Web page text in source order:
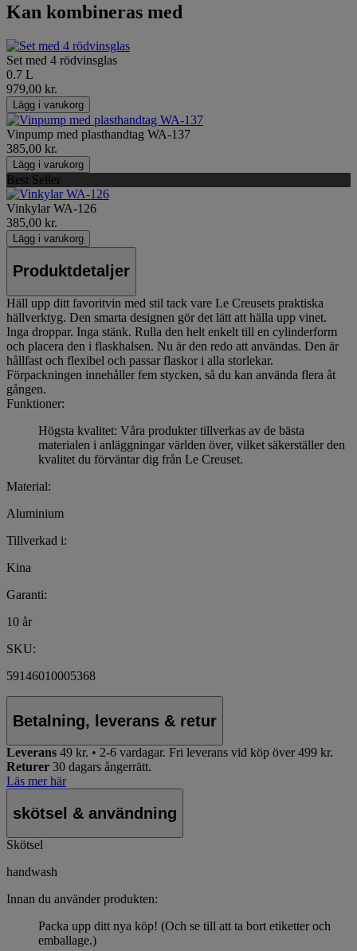
Kan kombineras med
Set med 4 rödvinsglas
0.7 L
979,00 kr.
Lägg i varukorg
Vinpump med plasthandtag WA-137
385,00 kr.
Lägg i varukorg
Best Seller
Vinkylar WA-126
385,00 kr.
Lägg i varukorg
Produktdetaljer
Häll upp ditt favoritvin med stil tack vare Le Creusets praktiska
hällverktyg. Den smarta designen gör det lätt att hälla upp vinet.
Inga droppar. Inga stänk. Rulla den helt enkelt till en cylinderform
och placera den i flaskhalsen. Nu är den redo att användas. Den är
hållfast och flexibel och passar flaskor i alla storlekar.
Förpackningen innehåller fem stycken, så du kan använda flera åt
gången.
Funktioner:
Högsta kvalitet: Våra produkter tillverkas av de bästa
materialen i anläggningar världen över, vilket säkerställer den
kvalitet du förväntar dig från Le Creuset.
Material:
Aluminium
Tillverkad i:
Kina
Garanti:
10 år
SKU:
59146010005368
Betalning, leverans & retur
Leverans 49 kr. • 2-6 vardagar. Fri leverans vid köp över 499 kr.
Returer 30 dagars ångerrätt.
Läs mer här
skötsel & användning
Skötsel
handwash
Innan du använder produkten:
Packa upp ditt nya köp! (Och se till att ta bort etiketter och
emballage.)